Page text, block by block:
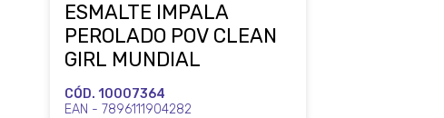
ESMALTE IMPALA
PEROLADO POV CLEAN
GIRL MUNDIAL
CÓD. 10007364
EAN - 7896111904282